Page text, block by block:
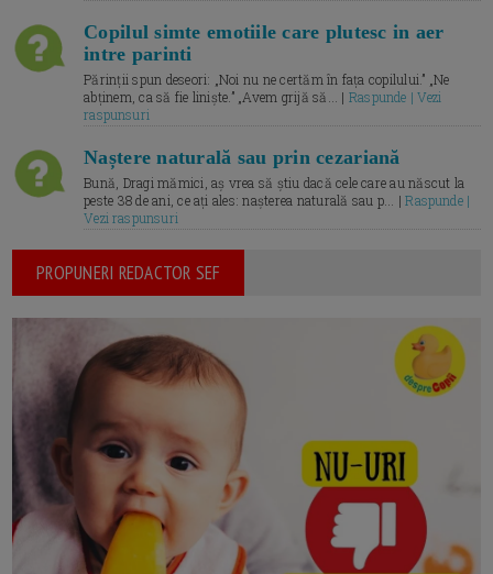
Copilul simte emotiile care plutesc in aer
intre parinti
Părinții spun deseori: „Noi nu ne certăm în fața copilului.” „Ne
abținem, ca să fie liniște.” „Avem grijă să... | Raspunde | Vezi
raspunsuri
Naștere naturală sau prin cezariană
Bună, Dragi mămici, aș vrea să știu dacă cele care au născut la
peste 38 de ani, ce ați ales: nașterea naturală sau p... |Raspunde |
Vezi raspunsuri
PROPUNERI REDACTOR SEF